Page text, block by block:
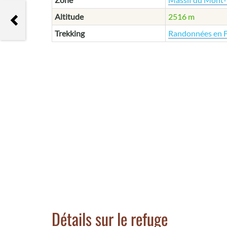
Altitude
2516 m
Trekking
Randonnées en
Détails sur le refuge
Les Grands Mulets